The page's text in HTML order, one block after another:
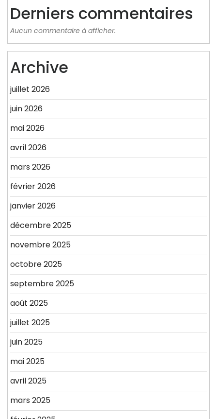
Derniers commentaires
Aucun commentaire à afficher.
Archive
juillet 2026
juin 2026
mai 2026
avril 2026
mars 2026
février 2026
janvier 2026
décembre 2025
novembre 2025
octobre 2025
septembre 2025
août 2025
juillet 2025
juin 2025
mai 2025
avril 2025
mars 2025